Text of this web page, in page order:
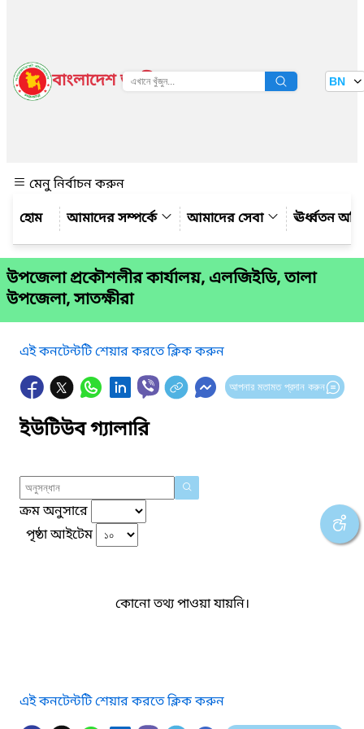
বাংলাদেশ জাতীয় তথ্য বাতায়ন BN
মেনু নির্বাচন করুন
আমাদের সম্পর্কে
আমাদের সেবা ঊর্ধ্বতন
উপজেলা প্রকৌশলীর কার্যালয়, এলজিইডি, তালা
উপজেলা, সাতক্ষীরা
এই কনটেন্টটি শেয়ার করতে ক্লিক করুন
আপনার মতামত প্রদান করুন
ইউটিউব গ্যালারি
ক্রম অনুসারে
পৃষ্ঠা আইটেম
কোনো তথ্য পাওয়া যায়নি।
এই কনটেন্টটি শেয়ার করতে ক্লিক করুন